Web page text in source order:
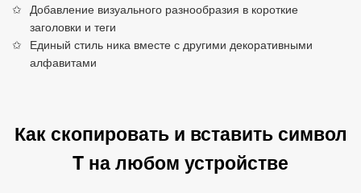
Добавление визуального разнообразия в короткие
заголовки и теги
Единый стиль ника вместе с другими декоративными
алфавитами
Как скопировать и вставить символ
T на любом устройстве